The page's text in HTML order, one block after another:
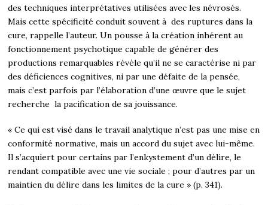
des techniques interprétatives utilisées avec les névrosés.
Mais cette spécificité conduit souvent à des ruptures dans la
cure, rappelle l’auteur. Un pousse à la création inhérent au
fonctionnement psychotique capable de générer des
productions remarquables révèle qu’il ne se caractérise ni par
des déficiences cognitives, ni par une défaite de la pensée,
mais c’est parfois par l’élaboration d’une œuvre que le sujet
recherche la pacification de sa jouissance.
« Ce qui est visé dans le travail analytique n’est pas une mise en
conformité normative, mais un accord du sujet avec lui-même.
Il s’acquiert pour certains par l’enkystement d’un délire, le
rendant compatible avec une vie sociale ; pour d’autres par un
maintien du délire dans les limites de la cure » (p. 341).